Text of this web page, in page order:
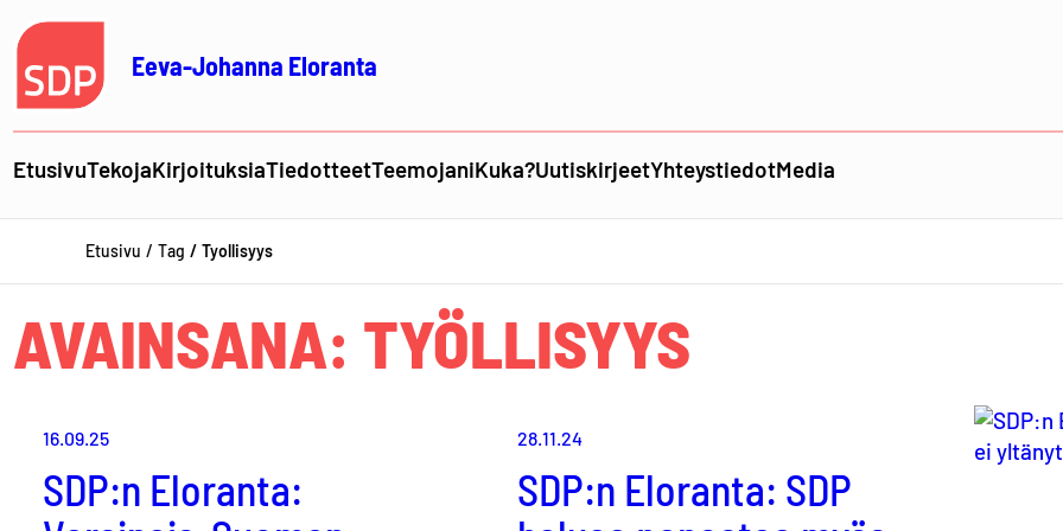
sisältöön
Eeva-Johanna Eloranta
EtusivuTekojaKirjoituksiaTiedotteetTeemojaniKuka?UutiskirjeetYhteystiedotMedia
Etusivu Tag Tyollisyys
AVAINSANA: TYÖLLISYYS
16.09.25
SDP:n Eloranta:
28.11.24
SDP:n Eloranta: SDP